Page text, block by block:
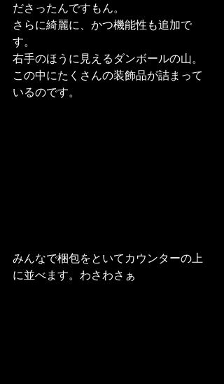
ださったんですもん。
さらに綺麗に、かつ機能性も追加で
す。
右手のほうに見えるダンボールの山。
この中にたくさんの装飾品が詰まって
いるのです。
みんなで梱包をといてカウンターの上
に並べます。わさわさぁ